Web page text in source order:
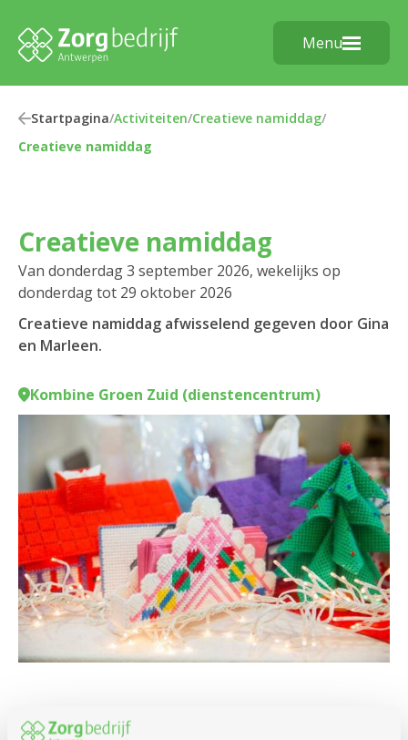
Menu
Startpagina/Activiteiten/Creatieve namiddag/
Creatieve namiddag
Creatieve namiddag
Van donderdag 3 september 2026, wekelijks op
donderdag tot 29 oktober 2026
Creatieve namiddag afwisselend gegeven door Gina
en Marleen.
Kombine Groen Zuid (dienstencentrum)
Cursus en workshop